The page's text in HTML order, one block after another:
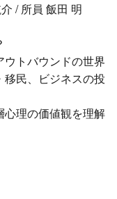
/ 所員 飯田 明
ウトバウンドの世界
民、ビジネスの投
心理の価値観を理解